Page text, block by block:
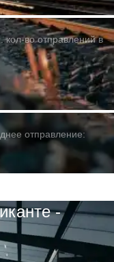
кол-во отправлений в
отправление:
-